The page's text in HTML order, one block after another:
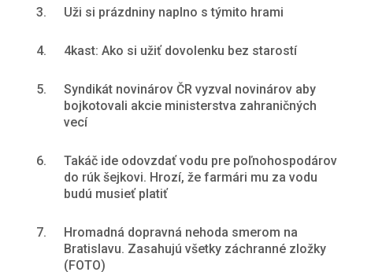
3. Uži si prázdniny naplno s týmito hrami
4. 4kast: Ako si užiť dovolenku bez starostí
5.
Syndikát novinárov ČR vyzval novinárov aby
bojkotovali akcie ministerstva zahraničných
vecí
6.
Takáč ide odovzdať vodu pre poľnohospodárov
do rúk šejkovi. Hrozí, že farmári mu za vodu
budú musieť platiť
7.
Hromadná dopravná nehoda smerom na
Bratislavu. Zasahujú všetky záchranné zložky
(FOTO)